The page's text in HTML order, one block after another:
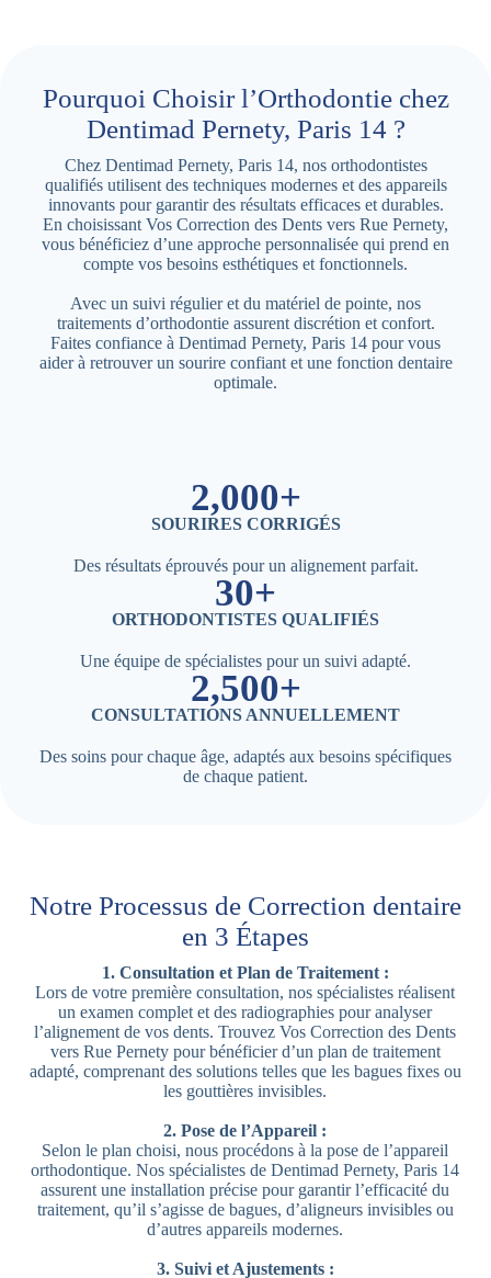
Pourquoi Choisir l’Orthodontie chez
Dentimad Pernety, Paris 14 ?
Chez Dentimad Pernety, Paris 14, nos orthodontistes
qualifiés utilisent des techniques modernes et des appareils
innovants pour garantir des résultats efficaces et durables.
En choisissant Vos Correction des Dents vers Rue Pernety,
vous bénéficiez d’une approche personnalisée qui prend en
compte vos besoins esthétiques et fonctionnels.
Avec un suivi régulier et du matériel de pointe, nos
traitements d’orthodontie assurent discrétion et confort.
Faites confiance à Dentimad Pernety, Paris 14 pour vous
aider à retrouver un sourire confiant et une fonction dentaire
optimale.
2,000+
SOURIRES CORRIGÉS
Des résultats éprouvés pour un alignement parfait.
30+
ORTHODONTISTES QUALIFIÉS
Une équipe de spécialistes pour un suivi adapté.
2,500+
CONSULTATIONS ANNUELLEMENT
Des soins pour chaque âge, adaptés aux besoins spécifiques
de chaque patient.
Notre Processus de Correction dentaire
en 3 Étapes
1. Consultation et Plan de Traitement :
Lors de votre première consultation, nos spécialistes réalisent
un examen complet et des radiographies pour analyser
l’alignement de vos dents. Trouvez Vos Correction des Dents
vers Rue Pernety pour bénéficier d’un plan de traitement
adapté, comprenant des solutions telles que les bagues fixes ou
les gouttières invisibles.
2. Pose de l’Appareil :
Selon le plan choisi, nous procédons à la pose de l’appareil
orthodontique. Nos spécialistes de Dentimad Pernety, Paris 14
assurent une installation précise pour garantir l’efficacité du
traitement, qu’il s’agisse de bagues, d’aligneurs invisibles ou
d’autres appareils modernes.
3. Suivi et Ajustements :